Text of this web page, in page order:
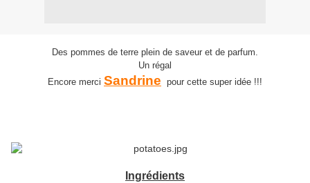
Des pommes de terre plein de saveur et de parfum.
Un régal
Encore merci Sandrine pour cette super idée !!!
Ingrédients